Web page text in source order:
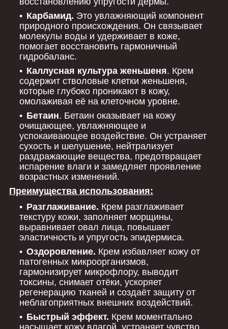
Карбамид. Это увлажняющий компонент
природного происхождения. Он связывает
молекулы воды и удерживает в коже,
помогает восстановить гармоничный
гидробаланс.
Каллусная культура женьшеня. Крем
содержит стволовые клетки женьшеня,
которые глубоко проникают в кожу,
омолаживая её на клеточном уровне.
Бетаин. Бетаин оказывает на кожу
очищающее, увлажняющее и
успокаивающее воздействие. Он устраняет
сухость и шелушение, нейтрализует
раздражающие вещества, предотвращает
испарение влаги и замедляет проявление
возрастных изменений.
Преимущества использования:
Разглаживание. Крем разглаживает
текстуру кожи, заполняет морщины,
выравнивает овал лица, повышает
эластичность и упругость эпидермиса.
Оздоровление. Крем избавляет кожу от
патогенных микроорганизмов,
гармонизирует микрофлору, выводит
токсины, снимает отёки, ускоряет
регенерацию тканей и создаёт защиту от
неблагоприятных внешних воздействий.
Быстрый эффект. Крем моментально
насыщает кожу влагой, устраняет чувство